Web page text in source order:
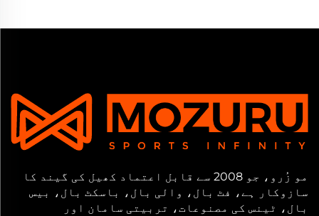
مو زُرو، جو 2008 سے قابل اعتماد کھیل کی گیند کا
سازوکار ہے، فٹ بال، والی بال، باسکٹ بال، بیس
بال، ٹینس کی مصنوعات، تربیتی سامان اور